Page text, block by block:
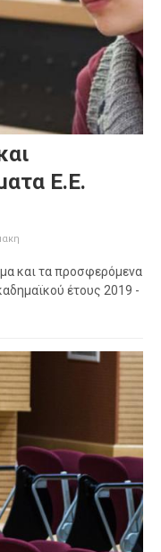
Ε.Ε.
και τα προσφερόμενα
έτους 2019 -